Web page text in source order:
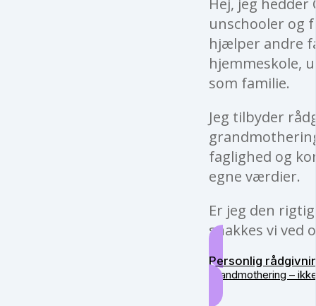
unschooler og
hjælper andre
hjemmeskole,
som familie.
Jeg tilbyder
faglighed og
egne værdier.
Er jeg den
snakkes vi ved
Personlig
Grandmothering –